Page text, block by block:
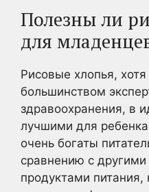
Полезны ли
для
Рисовые хлопья,
большинством
здравоохранения, в
лучшими для
очень богаты
сравнению с
продуктами питания,